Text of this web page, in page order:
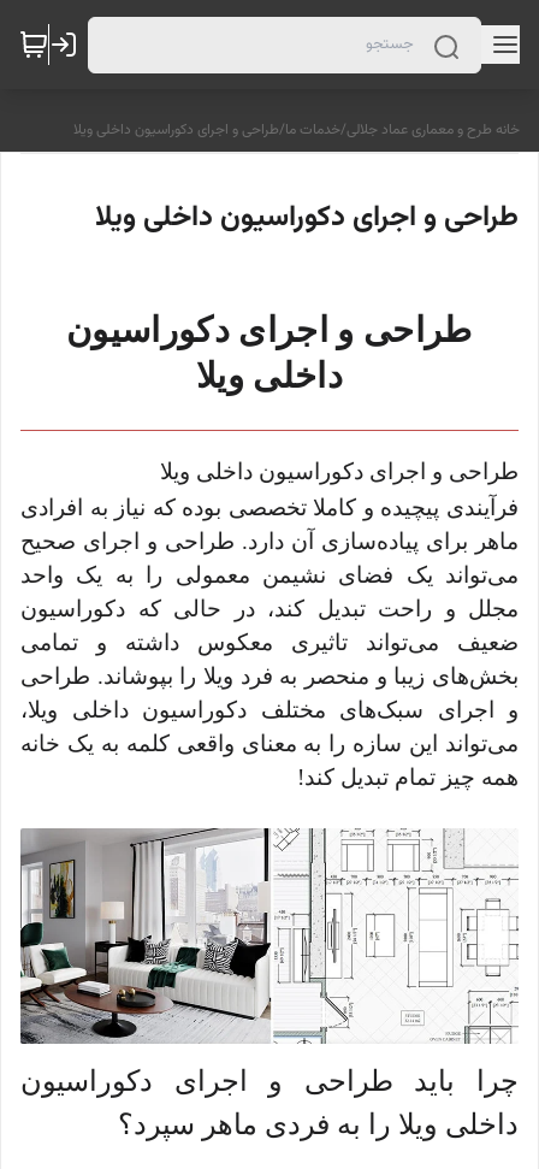
خانه طرح و معماری عماد جلالی/خدمات ما/طراحی و اجرای دکوراسیون داخلی ویلا
طراحی و اجرای دکوراسیون داخلی ویلا
طراحی و اجرای دکوراسیون
داخلی ویلا
طراحی و اجرای دکوراسیون داخلی ویلا
فرآیندی پیچیده و کاملا تخصصی بوده که نیاز به افرادی
ماهر برای پیاده‌سازی آن دارد. طراحی و اجرای صحیح
می‌تواند یک فضای نشیمن معمولی را به یک واحد
مجلل و راحت تبدیل کند، در حالی که دکوراسیون
ضعیف می‌تواند تاثیری معکوس داشته و تمامی
بخش‌های زیبا و منحصر به فرد ویلا را بپوشاند. طراحی
و اجرای سبک‌های مختلف دکوراسیون داخلی ویلا،
می‌تواند این سازه را به معنای واقعی کلمه به یک خانه
همه چیز تمام تبدیل کند!
چرا باید طراحی و اجرای دکوراسیون
داخلی ویلا را به فردی ماهر سپرد؟